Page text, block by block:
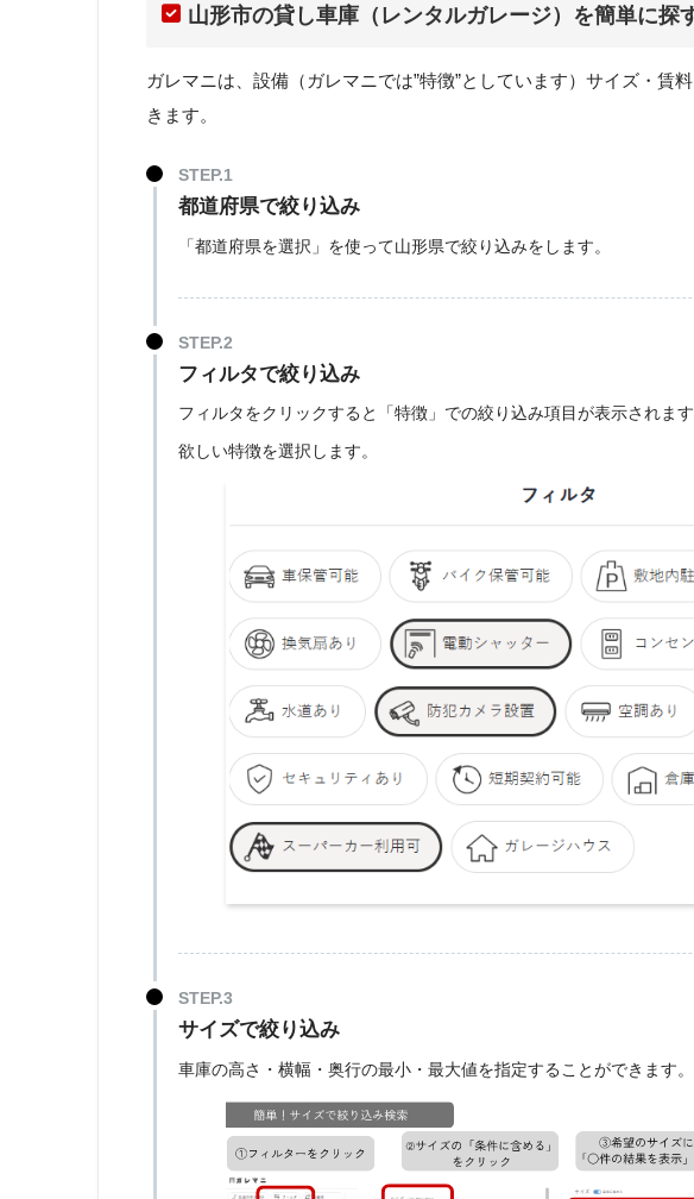
山形市の貸し車庫（レンタルガレージ）を簡単に探
ガレマニは、設備（ガレマニでは”特徴”としています）サイズ・賃
きます。
都道府県で絞り込み
「都道府県を選択」を使って山形県で絞り込みをします。
フィルタで絞り込み
フィルタをクリックすると「特徴」での絞り込み項目が表示されます
欲しい特徴を選択します。
サイズで絞り込み
車庫の高さ・横幅・奥行の最小・最大値を指定することができます。